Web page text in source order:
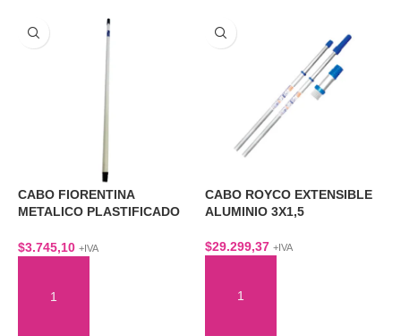
CABO FIORENTINA
METALICO PLASTIFICADO
$3.745,10 +IVA
CABO ROYCO EXTENSIBLE
ALUMINIO 3X1,5
$29.299,37 +IVA